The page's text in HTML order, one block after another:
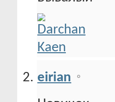
eirian